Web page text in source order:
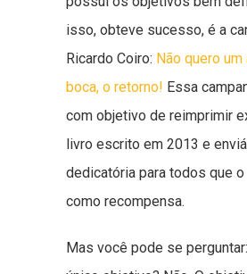
isso, obteve sucesso, é a
Ricardo Coiro: Não quero
boca, o retorno! Essa
com objetivo de reimprimir
livro escrito em 2013 e
dedicatória para todos que
como recompensa.
Mas você pode se